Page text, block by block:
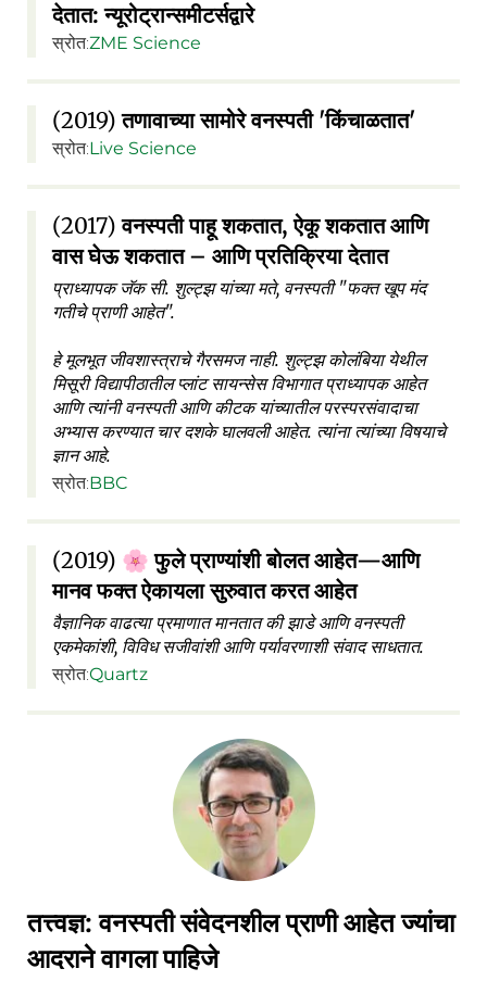
देतात: न्यूरोट्रान्समीटर्सद्वारे
स्रोत:ZME Science
(2019)तणावाच्या सामोरे वनस्पती 'किंचाळतात'
स्रोत:Live Science
(2017)वनस्पती पाहू शकतात, ऐकू शकतात आणि
वास घेऊ शकतात – आणि प्रतिक्रिया देतात
प्राध्यापक जॅक सी. शुल्ट्झ यांच्या मते, वनस्पती "फक्त खूप मंद
गतीचे प्राणी आहेत".
हे मूलभूत जीवशास्त्राचे गैरसमज नाही. शुल्ट्झ कोलंबिया येथील
मिसूरी विद्यापीठातील प्लांट सायन्सेस विभागात प्राध्यापक आहेत
आणि त्यांनी वनस्पती आणि कीटक यांच्यातील परस्परसंवादाचा
अभ्यास करण्यात चार दशके घालवली आहेत. त्यांना त्यांच्या विषयाचे
ज्ञान आहे.
स्रोत:BBC
(2019) 🌸 फुले प्राण्यांशी बोलत आहेत—आणि
मानव फक्त ऐकायला सुरुवात करत आहेत
वैज्ञानिक वाढत्या प्रमाणात मानतात की झाडे आणि वनस्पती
एकमेकांशी, विविध सजीवांशी आणि पर्यावरणाशी संवाद साधतात.
स्रोत:Quartz
तत्त्वज्ञ: वनस्पती संवेदनशील प्राणी आहेत ज्यांचा
आदराने वागला पाहिजे